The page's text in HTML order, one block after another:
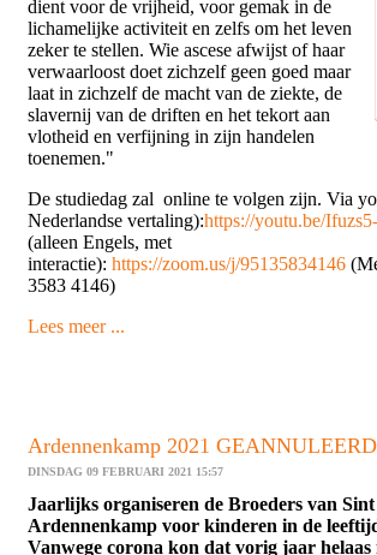
dient voor de vrijheid, voor gemak in de
lichamelijke activiteit en zelfs om het leven
zeker te stellen. Wie ascese afwijst of haar
verwaarloost doet zichzelf geen goed maar
laat in zichzelf de macht van de ziekte, de
slavernij van de driften en het tekort aan
vlotheid en verfijning in zijn handelen
toenemen."
De studiedag zal online te volgen zijn. Via
Nederlandse vertaling):https://youtu.be/
(alleen Engels, met
interactie): https://zoom.us/j/95135834146
3583 4146)
Lees meer ...
Ardennenkamp 2021 GEANNULEERD
DINSDAG 09 FEBRUARI 2021 15:57
Jaarlijks organiseren de Broeders van
Ardennenkamp voor kinderen in de
Vanwege corona kon dat vorig jaar helaas